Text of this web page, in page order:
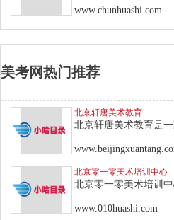
www.chunhuashi.com
美考网热门推荐
北京轩唐美术教育
北京轩唐美术教育是
北京零一零美术培训中心
北京零一零美术培训
www.010huashi.com